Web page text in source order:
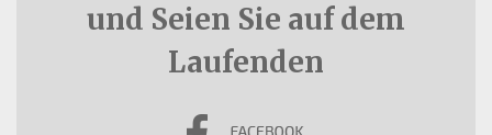
und Seien Sie auf dem
Laufenden